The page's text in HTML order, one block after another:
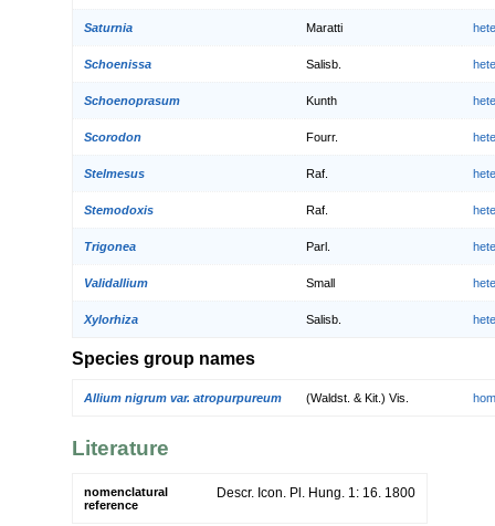
Saturnia Maratti
Schoenissa Salisb.
Schoenoprasum Kunth
Scorodon Fourr.
Stelmesus Raf.
Stemodoxis Raf.
Trigonea Parl.
Validallium Small
Xylorhiza Salisb.
Species group names
Allium nigrum var. atropurpureum (Waldst. & Kit.) Vis.
Literature
nomenclatural
reference
Descr. Icon. Pl. Hung. 1: 16. 1800